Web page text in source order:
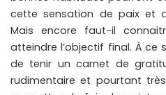
cette sensation de paix et
Mais encore faut-il
atteindre l’objectif final. À ce
de tenir un carnet de
rudimentaire et pourtant